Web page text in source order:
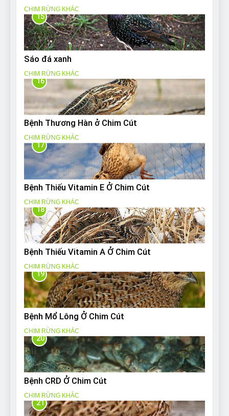
CHIM RỪNG KHÁC
15
Sáo đá xanh
CHIM RỪNG KHÁC
16
Bệnh Thương Hàn ở Chim Cút
CHIM RỪNG KHÁC
17
Bệnh Thiếu Vitamin E Ở Chim Cút
CHIM RỪNG KHÁC
18
Bệnh Thiếu Vitamin A Ở Chim Cút
CHIM RỪNG KHÁC
19
Bệnh Mổ Lông Ở Chim Cút
CHIM RỪNG KHÁC
20
Bệnh CRD Ở Chim Cút
CHIM RỪNG KHÁC
21